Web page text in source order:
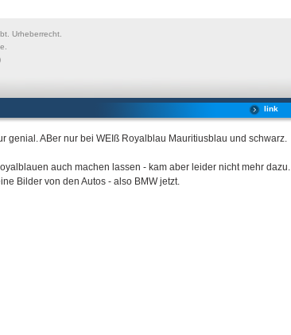
Urheberrecht.
link
genial. ABer nur bei WEIß Royalblau Mauritiusblau und schwarz.
auch machen lassen - kam aber leider nicht mehr dazu.
Bilder von den Autos - also BMW jetzt.